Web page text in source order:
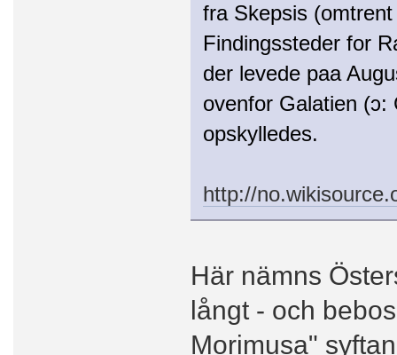
fra Skepsis
Findingssteder for
der levede paa
ovenfor Galatien (ɔ:
opskylledes.
http://
Här nämns
långt - och
Morimusa"